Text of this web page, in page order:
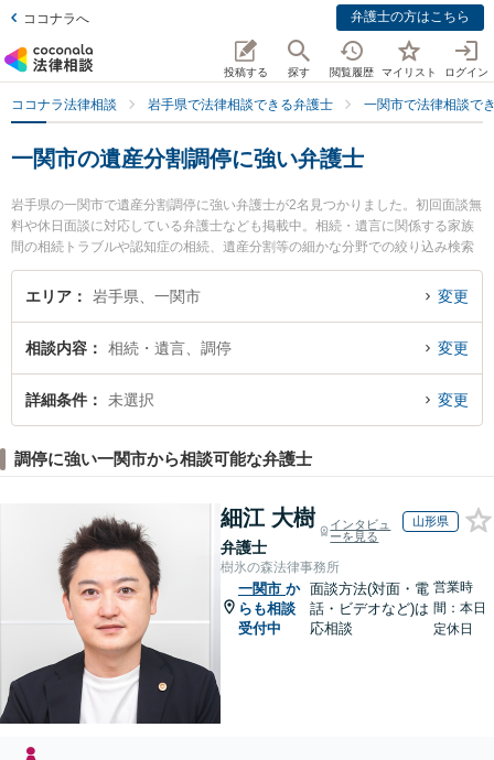
ココナラへ 弁護士の方はこちら
投稿する 探す 閲覧履歴 マイリスト ログイン
ココナラ法律相談 岩手県で法律相談できる弁護士 一関市で法律相談で
一関市の遺産分割調停に強い弁護士
岩手県の一関市で遺産分割調停に強い弁護士が2名見つかりました。初回面談無
料や休日面談に対応している弁護士なども掲載中。相続・遺言に関係する家族
間の相続トラブルや認知症の相続、遺産分割等の細かな分野での絞り込み検索
もでき便利です。特に一関はちや法律事務所の蜂谷 大弁護士や吉田法律事務所
の吉田 俊晴弁護士のプロフィール情報や弁護士費用、強みなどが注目されてい
を検索したい』『初回相談無料で遺産分割調停を法律相談できる一関市内の弁
護士に相談予約したい』などでお困りの相談者さんにおすすめです。
エリア 岩手県、一関市 変更
相談内容 相続・遺言、調停 変更
詳細条件 未選択 変更
調停に強い一関市から相談可能な弁護士
細江 大樹
弁護士
インタビュ
ーを見る
山形県
樹氷の森法律事務所
一関市 か
らも相談
受付中
面談方法(対面・電
話・ビデオなど)は
応相談
営業時
間：本日
定休日